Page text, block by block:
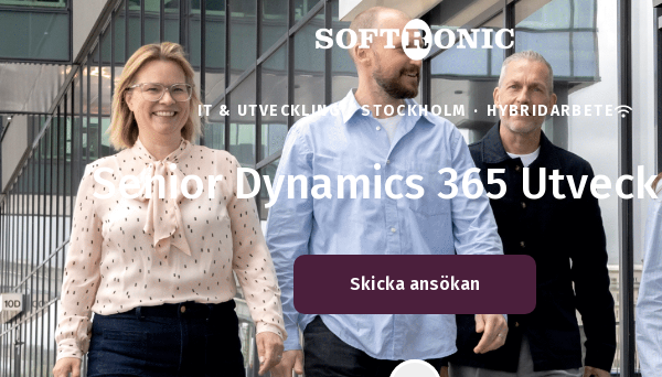
IT & UTVECKLING · STOCKHOLM · HYBRIDARBETE
Senior Dynamics 365
Skicka ansökan